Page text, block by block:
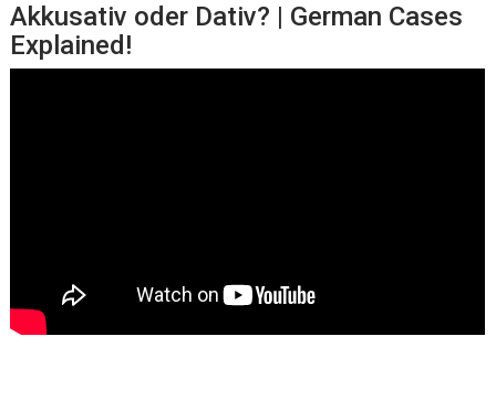
Akkusativ oder Dativ? | German Cases
Explained!